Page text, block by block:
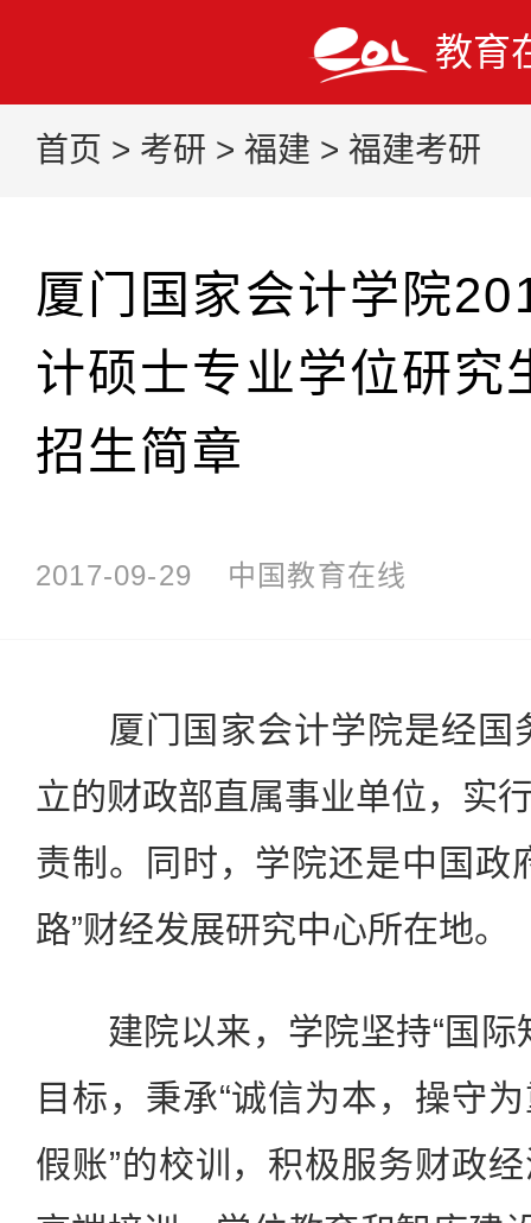
教育
首页 > 考研 > 福建 > 福建考研
厦门国家会计学院
计硕士专业学位研究
招生简章
2017-09-29 中国教育在线
厦门国家会计学院是经国
立的财政部直属事业单位，实
责制。同时，学院还是中国政
路”财经发展研究中心所在地。
建院以来，学院坚持“国际
目标，秉承“诚信为本，操守
假账”的校训，积极服务财政